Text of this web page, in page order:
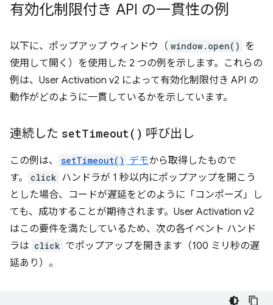
有効化制限付き API の一貫性の例
以下に、ポップアップ ウィンドウ（ window.open() を
使用して開く）を使用した 2 つの例を示します。これらの
例は、User Activation v2 によって有効化制限付き API の
動作がどのように一貫しているかを示しています。
連続した setTimeout( ) 呼び出し
この例は、 setTimeout() デモから取得したもので
す。
click ハンドラが 1 秒以内にポップアップを開こう
とした場合、コードが遅延をどのように「コンポーズ」し
ても、成功することが期待されます。User Activation v2
はこの要件を満たしているため、次の各イベント ハンド
ラは click でポップアップを開きます（100 ミリ秒の遅
延あり）。